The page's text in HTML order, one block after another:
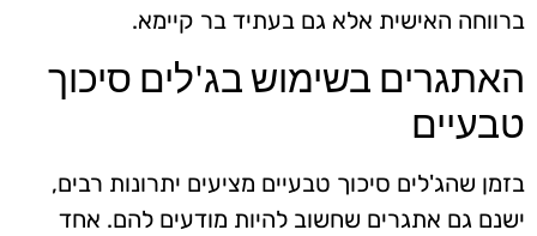
ברווחה האישית אלא גם בעתיד בר קיימא.
האתגרים בשימוש בג'לים סיכוך
טבעיים
בזמן שהג'לים סיכוך טבעיים מציעים יתרונות רבים,
ישנם גם אתגרים שחשוב להיות מודעים להם. אחד